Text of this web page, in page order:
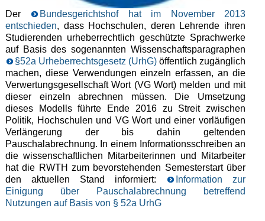
Der
Bundesgerichtshof hat im November 2013
entschieden, dass Hochschulen, deren Lehrende ihren
Studierenden urheberrechtlich geschützte Sprachwerke
auf Basis des sogenannten Wissenschaftsparagraphen
§52a Urheberrechtsgesetz (UrhG) öffentlich zugänglich
machen, diese Verwendungen einzeln erfassen, an die
Verwertungsgesellschaft Wort (VG Wort) melden und mit
dieser einzeln abrechnen müssen. Die Umsetzung
dieses Modells führte Ende 2016 zu Streit zwischen
Politik, Hochschulen und VG Wort und einer vorläufigen
Verlängerung der bis dahin geltenden
Pauschalabrechnung. In einem Informationsschreiben an
die wissenschaftlichen Mitarbeiterinnen und Mitarbeiter
hat die RWTH zum bevorstehenden Semesterstart über
den aktuellen Stand informiert:
Information zur
Einigung über Pauschalabrechnung betreffend
Nutzungen auf Basis von § 52a UrhG